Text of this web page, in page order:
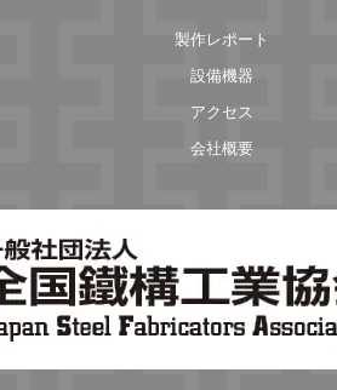
製作レポート
設備機器
アクセス
会社概要